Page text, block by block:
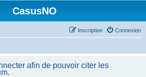
CasusNO
Connexion
Inscription
afin de pouvoir citer les